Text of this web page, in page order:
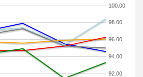
92.00
94.00
96.00
98.00
100.00